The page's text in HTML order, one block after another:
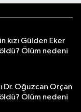
kızı Gülden Eker
Ölüm nedeni
Dr. Oğuzcan Orçan
Ölüm nedeni